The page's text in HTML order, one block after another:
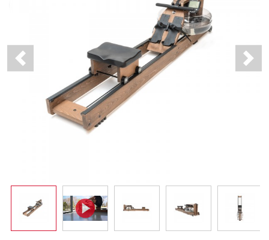
Previous Next